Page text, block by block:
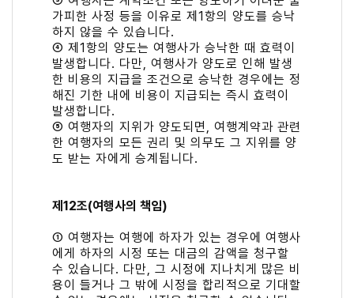
가피한 사정 등을 이유로 제1항의 양도를 승낙
하지 않을 수 있습니다.
④ 제1항의 양도는 여행사가 승낙한 때 효력이
발생합니다. 다만, 여행사가 양도로 인해 발생
한 비용의 지급을 조건으로 승낙한 경우에는 정
해진 기한 내에 비용이 지급되는 즉시 효력이
발생합니다.
⑤ 여행자의 지위가 양도되면, 여행계약과 관련
한 여행자의 모든 권리 및 의무도 그 지위를 양
도 받는 자에게 승계됩니다.
제12조(여행사의 책임)
① 여행자는 여행에 하자가 있는 경우에 여행사
에게 하자의 시정 또는 대금의 감액을 청구할
수 있습니다. 다만, 그 시정에 지나치게 많은 비
용이 들거나 그 밖에 시정을 합리적으로 기대할